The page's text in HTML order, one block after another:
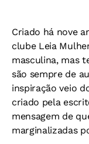
Criado há nove
clube Leia
masculina, mas
são sempre de
inspiração veio
criado pela
mensagem de
marginalizadas